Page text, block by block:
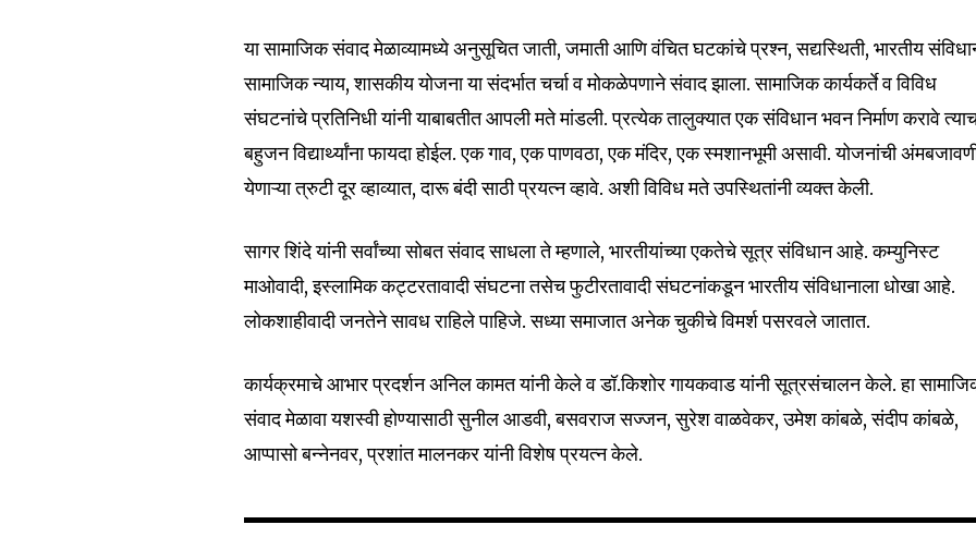
या सामाजिक संवाद मेळाव्यामध्ये अनुसूचित जाती, जमाती आणि वंचित घटकांचे प्रश्न, सद्यस्थिती, भारतीय
सामाजिक न्याय, शासकीय योजना या संदर्भात चर्चा व मोकळेपणाने संवाद झाला. सामाजिक कार्यकर्ते व विविध
संघटनांचे प्रतिनिधी यांनी याबाबतीत आपली मते मांडली. प्रत्येक तालुक्यात एक संविधान भवन निर्माण करावे
बहुजन विद्यार्थ्यांना फायदा होईल. एक गाव, एक पाणवठा, एक मंदिर, एक स्मशानभूमी असावी. योजनांची
येणाऱ्या त्रुटी दूर व्हाव्यात, दारू बंदी साठी प्रयत्न व्हावे. अशी विविध मते उपस्थितांनी व्यक्त केली.
सागर शिंदे यांनी सर्वांच्या सोबत संवाद साधला ते म्हणाले, भारतीयांच्या एकतेचे सूत्र संविधान आहे. कम्युनिस्ट
माओवादी, इस्लामिक कट्टरतावादी संघटना तसेच फुटीरतावादी संघटनांकडून भारतीय संविधानाला धोखा आहे.
लोकशाहीवादी जनतेने सावध राहिले पाहिजे. सध्या समाजात अनेक चुकीचे विमर्श पसरवले जातात.
कार्यक्रमाचे आभार प्रदर्शन अनिल कामत यांनी केले व डॉ.किशोर गायकवाड यांनी सूत्रसंचालन केले. हा
संवाद मेळावा यशस्वी होण्यासाठी सुनील आडवी, बसवराज सज्जन, सुरेश वाळवेकर, उमेश कांबळे, संदीप कांबळे,
आप्पासो बन्नेनवर, प्रशांत मालनकर यांनी विशेष प्रयत्न केले.